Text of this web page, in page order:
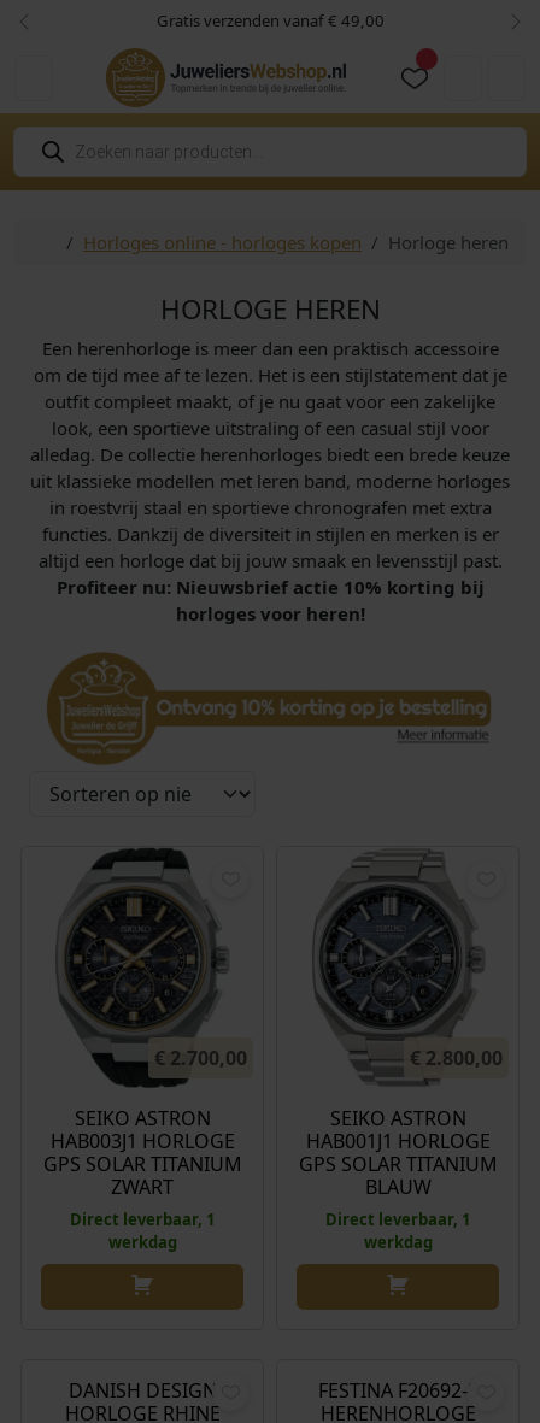
Skip to content
Skip to footer Gratis verzenden vanaf € 49,00
Vorige
P
o
d
HomeHorloges online - horloges kopen Horloge heren
HORLOGE HEREN
Een herenhorloge is meer dan een praktisch accessoire
om de tijd mee af te lezen. Het is een stijlstatement dat je
outfit compleet maakt, of je nu gaat voor een zakelijke
look, een sportieve uitstraling of een casual stijl voor
alledag. De collectie herenhorloges biedt een brede keuze
uit klassieke modellen met leren band, moderne horloges
in roestvrij staal en sportieve chronografen met extra
functies. Dankzij de diversiteit in stijlen en merken is er
altijd een horloge dat bij jouw smaak en levensstijl past.
Profiteer nu: Nieuwsbrief actie 10% korting bij
horloges voor heren!
€ 2.700,00
SEIKO ASTRON
HAB003J1 HORLOGE
GPS SOLAR TITANIUM
ZWART
Direct leverbaar, 1
werkdag
€ 2.800,00
SEIKO ASTRON
HAB001J1 HORLOGE
GPS SOLAR TITANIUM
BLAUW
Direct leverbaar, 1
werkdag
DANISH DESIGN
HORLOGE RHINE
FESTINA F20692-5
HERENHORLOGE